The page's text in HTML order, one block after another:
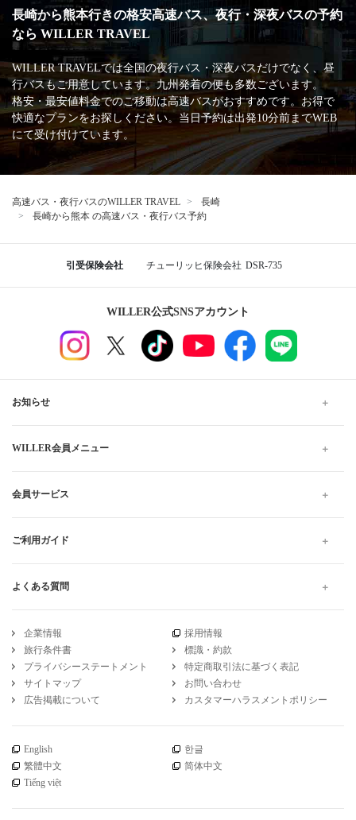
長崎から熊本行きの格安高速バス、夜行・深夜バスの予約
なら WILLER TRAVEL
WILLER TRAVELでは全国の夜行バス・深夜バスだけでなく、昼
行バスもご用意しています。九州発着の便も多数ございます。
格安・最安値料金でのご移動は高速バスがおすすめです。お得で
快適なプランをお探しください。当日予約は出発10分前までWEB
にて受け付けています。
高速バス・夜行バスのWILLER TRAVEL
長崎
長崎から熊本 の高速バス・夜行バス予約
引受保険会社 チューリッヒ保険会社 DSR-735
WILLER公式SNSアカウント
お知らせ
WILLER会員メニュー
会員サービス
ご利用ガイド
よくある質問
企業情報
採用情報
旅行条件書
標識・約款
プライバシーステートメント
特定商取引法に基づく表記
サイトマップ
お問い合わせ
広告掲載について
カスタマーハラスメントポリシー
English
한글
繁體中文
简体中文
Tiếng việt